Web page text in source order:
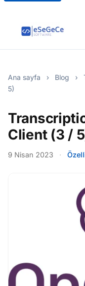
Ana sayfa › Blog ›
5)
Client (3 /
9 Nisan 2023 ·